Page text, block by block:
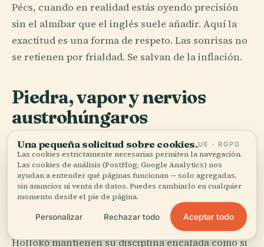
Pécs, cuando en realidad estás oyendo precisión
sin el almíbar que el inglés suele añadir. Aquí la
exactitud es una forma de respeto. Las sonrisas no
se retienen por frialdad. Se salvan de la inflación.
Piedra, vapor y nervios
austrohúngaros
La arquitectura húngara se comporta como una
familia con varias abuelas grandiosas y al menos
un escándalo. Los baños otomanos siguen bajo
cúpulas en Budapest, la ambición habsburgo corre
por las avenidas, el Art Nouveau se enrosca en
flores de cerámica, y las casas de pueblo en
Hollókő mantienen su disciplina encalada como si
Una pequeña solicitud sobre cookies.UE · RGPD
Las cookies estrictamente necesarias permiten la navegación.
Las cookies de análisis (PostHog, Google Analytics) nos
ayudan a entender qué páginas funcionan — solo agregadas,
sin anuncios ni venta de datos. Puedes cambiarlo en cualquier
momento desde el pie de página.
Personalizar Rechazar todo Aceptar todo